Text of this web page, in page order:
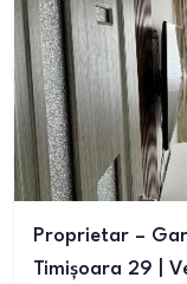
Proprietar –
Timișoara 29 |